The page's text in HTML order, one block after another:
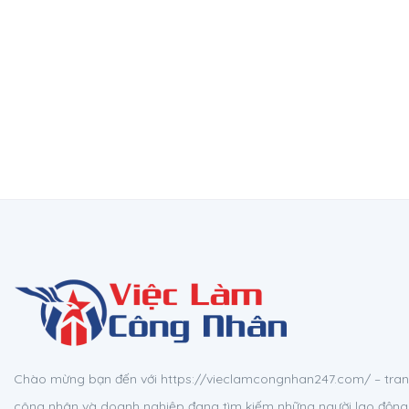
Chào mừng bạn đến với https://vieclamcongnhan247.com/ –